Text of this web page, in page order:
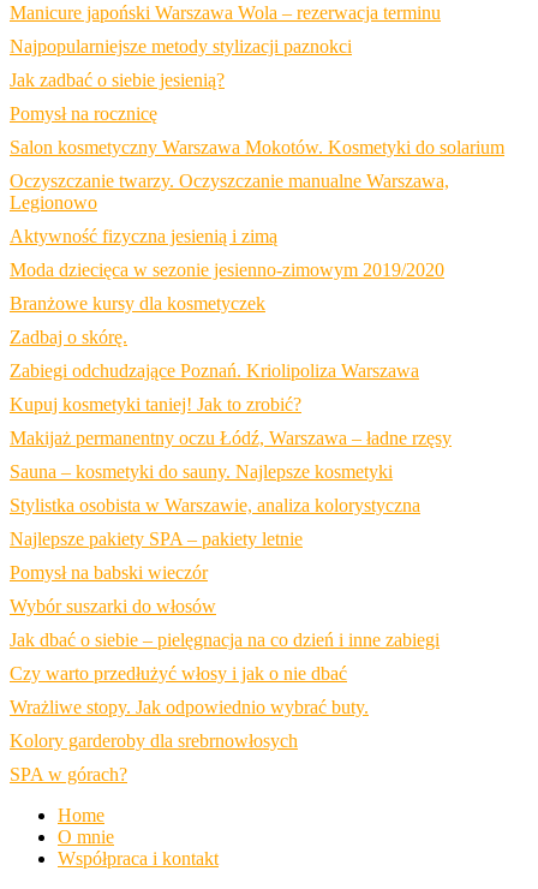
Manicure japoński Warszawa Wola – rezerwacja terminu
Najpopularniejsze metody stylizacji paznokci
Jak zadbać o siebie jesienią?
Pomysł na rocznicę
Salon kosmetyczny Warszawa Mokotów. Kosmetyki do solarium
Oczyszczanie twarzy. Oczyszczanie manualne Warszawa,
Legionowo
Aktywność fizyczna jesienią i zimą
Moda dziecięca w sezonie jesienno-zimowym 2019/2020
Branżowe kursy dla kosmetyczek
Zadbaj o skórę.
Zabiegi odchudzające Poznań. Kriolipoliza Warszawa
Kupuj kosmetyki taniej! Jak to zrobić?
Makijaż permanentny oczu Łódź, Warszawa – ładne rzęsy
Sauna – kosmetyki do sauny. Najlepsze kosmetyki
Stylistka osobista w Warszawie, analiza kolorystyczna
Najlepsze pakiety SPA – pakiety letnie
Pomysł na babski wieczór
Wybór suszarki do włosów
Jak dbać o siebie – pielęgnacja na co dzień i inne zabiegi
Czy warto przedłużyć włosy i jak o nie dbać
Wrażliwe stopy. Jak odpowiednio wybrać buty.
Kolory garderoby dla srebrnowłosych
SPA w górach?
Home
O mnie
Współpraca i kontakt